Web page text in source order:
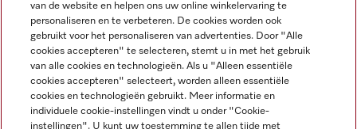
van de website en helpen ons uw online winkelervaring te
personaliseren en te verbeteren. De cookies worden ook
gebruikt voor het personaliseren van advertenties. Door "Alle
cookies accepteren" te selecteren, stemt u in met het gebruik
van alle cookies en technologieën. Als u "Alleen essentiële
cookies accepteren" selecteert, worden alleen essentiële
cookies en technologieën gebruikt. Meer informatie en
individuele cookie-instellingen vindt u onder "Cookie-
instellingen". U kunt uw toestemming te allen tijde met